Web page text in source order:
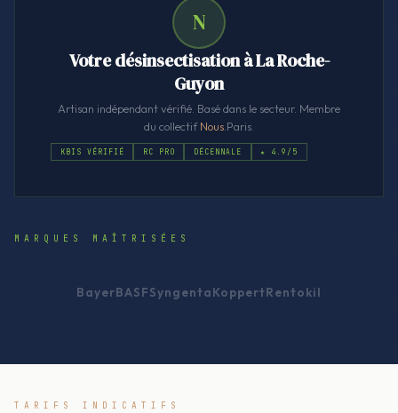
N
Votre désinsectisation à La Roche-
Guyon
Artisan indépendant vérifié. Basé dans le secteur. Membre
du collectifNous .Paris.
KBIS VÉRIFIÉ RC PRO DÉCENNALE ★ 4.9/5
MARQUES MAÎTRISÉES
BayerBASFSyngentaKoppertRentokil
TARIFS INDICATIFS